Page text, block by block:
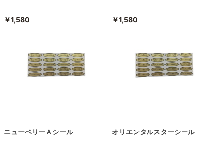
￥1,580 ￥1,580
ニューベリーＡシール オリエンタルスターシール